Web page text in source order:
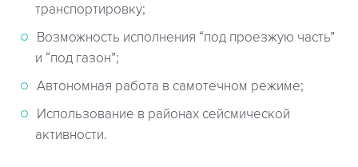
транспортировку;
Возможность исполнения “под проезжую часть”
и “под газон”;
Автономная работа в самотечном режиме;
Использование в районах сейсмической
активности.